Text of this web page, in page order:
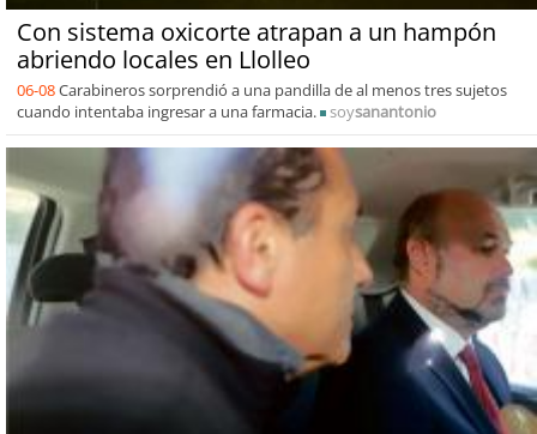
Con sistema oxicorte atrapan a un hampón
abriendo locales en Llolleo
06-08Carabineros sorprendió a una pandilla de al menos tres sujetos
cuando intentaba ingresar a una farmacia.
soysanantonio